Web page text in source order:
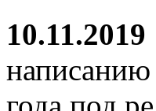
10.11.2019